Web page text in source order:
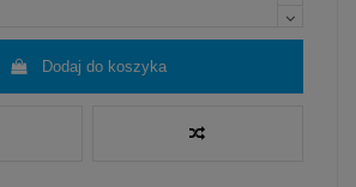
Dodaj do koszyka